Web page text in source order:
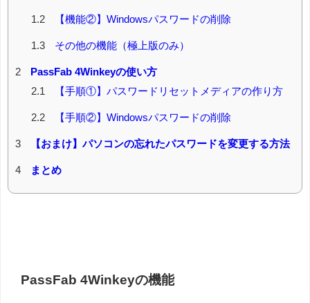
1.2 【機能②】Windowsパスワードの削除
1.3 その他の機能（極上版のみ）
2
PassFab 4Winkeyの使い方
2.1
【手順①】パスワードリセットメディアの作り方
2.2 【手順②】Windowsパスワードの削除
3 【おまけ】パソコンの忘れたパスワードを変更する方法
4 まとめ
PassFab 4Winkeyの機能